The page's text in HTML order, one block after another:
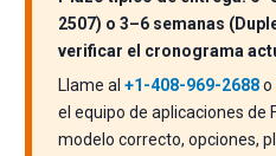
2507) o 3–6 semanas
verificar el cronograma
Llame al +1-408-969-2688o
el equipo de aplicaciones de
modelo correcto, opciones,